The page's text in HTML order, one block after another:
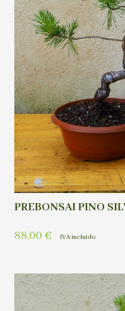
PREBONSAI PINO
88,00 € IVA incluído